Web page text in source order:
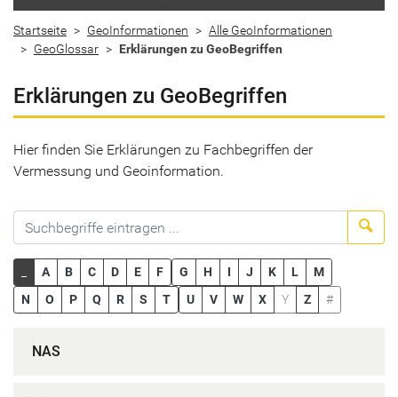
Startseite GeoInformationen
Alle GeoInformationen
GeoGlossar
Erklärungen zu GeoBegriffen
Erklärungen zu GeoBegriffen
Hier finden Sie Erklärungen zu Fachbegriffen der
Vermessung und Geoinformation.
A B C D E F G H I J K L
M
N
O P Q R S T U V W X Y Z #
NAS